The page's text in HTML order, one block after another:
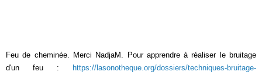
Feu de cheminée. Merci NadjaM. Pour apprendre à réaliser le bruitage
d'un feu :
https://lasonotheque.org/dossiers/techniques-bruitage-